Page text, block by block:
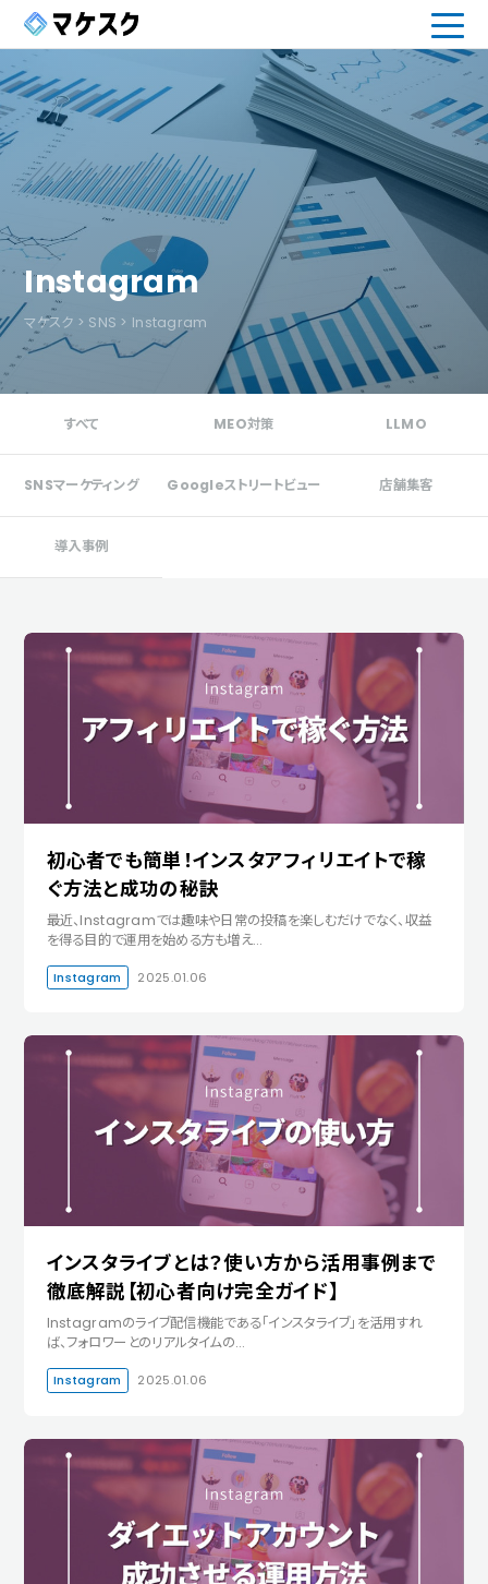
Instagram
マケスク > SNS > Instagram
すべて MEO対策 LLMO
SNSマーケティング Googleストリートビュー 店舗集客
導入事例
初心者でも簡単！インスタアフィリエイトで稼
ぐ方法と成功の秘訣
最近、Instagramでは趣味や日常の投稿を楽しむだけでなく、収益
を得る目的で運用を始める方も増え…
Instagram 2025.01.06
インスタライブとは？使い方から活用事例まで
徹底解説【初心者向け完全ガイド】
Instagramのライブ配信機能である「インスタライブ」を活用すれ
ば、フォロワーとのリアルタイムの…
Instagram 2025.01.06